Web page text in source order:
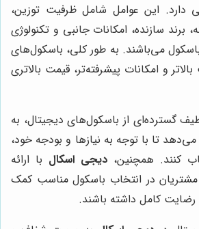
دارد. این عوامل شامل ظرفیت توزین،
برند سازنده، امکانات جانبی و تکنولوژی
می‌باشند. به طور کلی، باسکول‌های
و امکانات پیشرفته‌تر، قیمت بالاتری
طیف گسترده‌ای از باسکول‌های دیجیتال، به
تا با توجه به نیازها و بودجه خود،
کنند. همچنین، دیجی اسکال با ارائه
در انتخاب باسکول مناسب کمک
کامل داشته باشند.